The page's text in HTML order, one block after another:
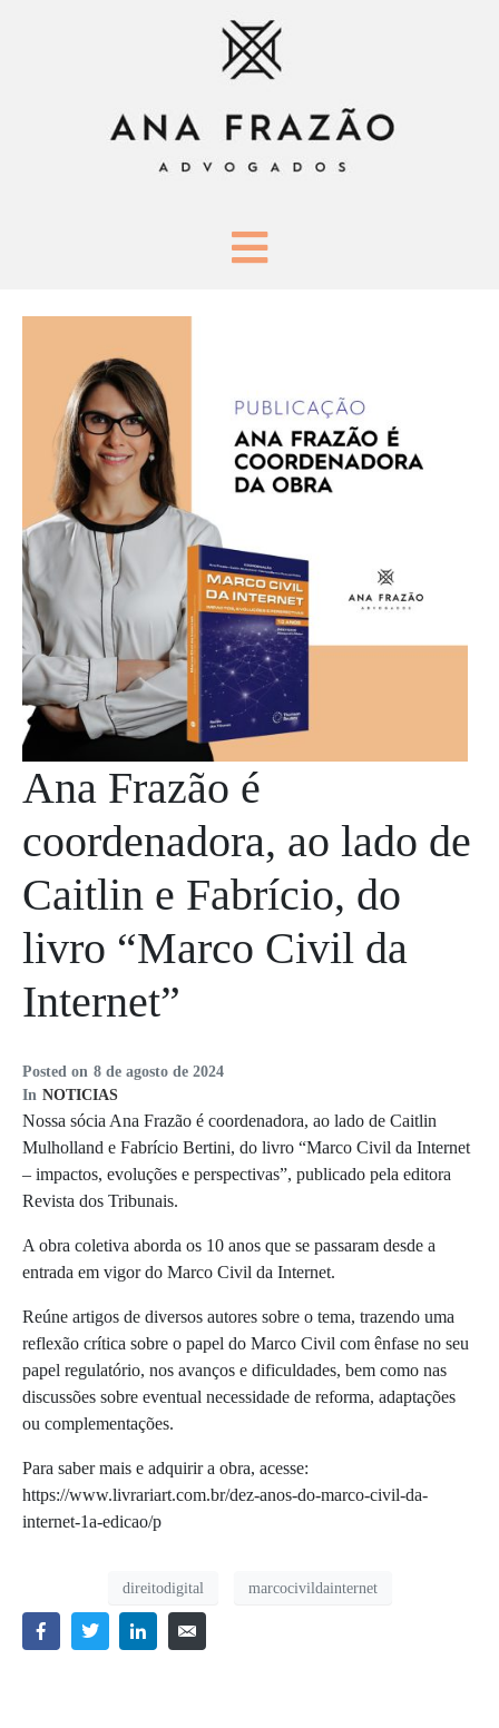
Posted on 8 de agosto de 2024
In NOTICIAS
Ana Frazão é
coordenadora, ao lado de
Caitlin e Fabrício, do
livro “Marco Civil da
Internet”
Nossa sócia Ana Frazão é coordenadora, ao lado de Caitlin
Mulholland e Fabrício Bertini, do livro “Marco Civil da Internet
– impactos, evoluções e perspectivas”, publicado pela editora
Revista dos Tribunais.
A obra coletiva aborda os 10 anos que se passaram desde a
entrada em vigor do Marco Civil da Internet.
Reúne artigos de diversos autores sobre o tema, trazendo uma
reflexão crítica sobre o papel do Marco Civil com ênfase no seu
papel regulatório, nos avanços e dificuldades, bem como nas
discussões sobre eventual necessidade de reforma, adaptações
ou complementações.
Para saber mais e adquirir a obra, acesse:
https://www.livrariart.com.br/dez-anos-do-marco-civil-da-
internet-1a-edicao/p
direitodigital marcocivildainternet